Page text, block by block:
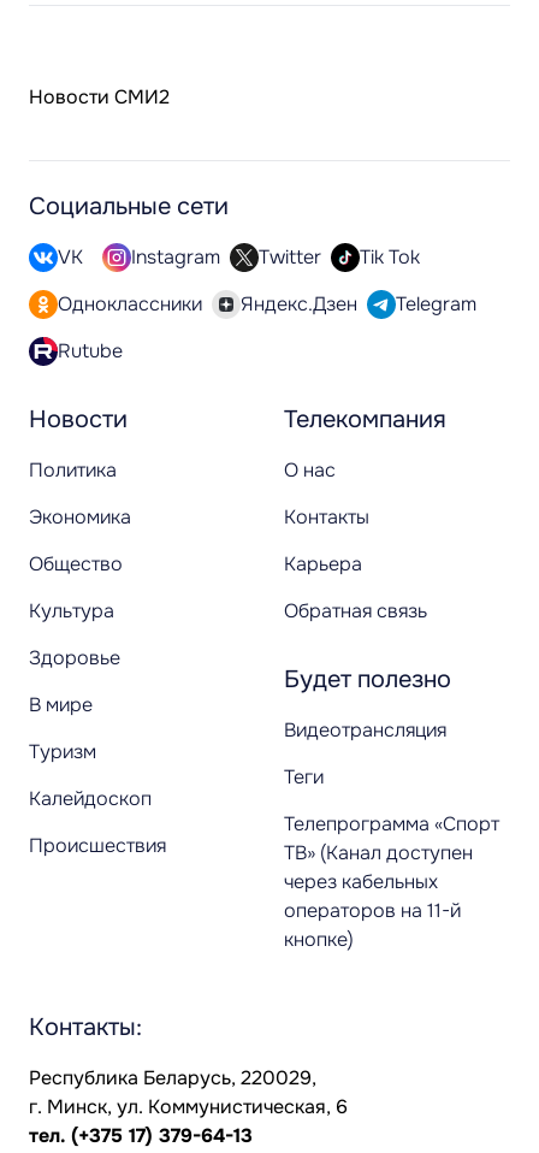
Новости СМИ2
Новости
Политика
Экономика
Общество
Культура
Здоровье
В мире
Туризм
Калейдоскоп
Происшествия
Телекомпания
О нас
Контакты
Карьера
Обратная связь
Будет полезно
Видеотрансляция
Теги
Телепрограмма «Спорт
ТВ» (Канал доступен
через кабельных
операторов на 11-й
кнопке)
Социальные сети
VK Instagram Twitter
Tik Tok
Одноклассники
Яндекс.Дзен
Telegram
Rutube
Контакты:
Республика Беларусь, 220029,
г. Минск, ул. Коммунистическая, 6
тел. (+375 17) 379-64-13